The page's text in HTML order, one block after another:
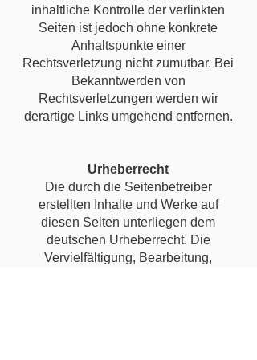
inhaltliche Kontrolle der verlinkten
Seiten ist jedoch ohne konkrete
Anhaltspunkte einer
Rechtsverletzung nicht zumutbar. Bei
Bekanntwerden von
Rechtsverletzungen werden wir
derartige Links umgehend entfernen.
Urheberrecht
Die durch die Seitenbetreiber
erstellten Inhalte und Werke auf
diesen Seiten unterliegen dem
deutschen Urheberrecht. Die
Vervielfältigung, Bearbeitung,